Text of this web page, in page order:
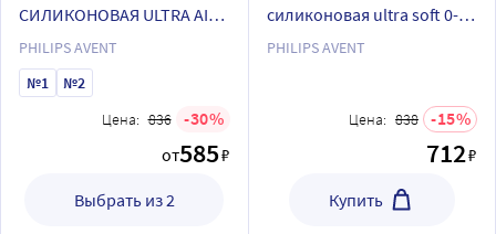
СИЛИКОНОВАЯ ULTRA AIR
6-18МЕС N2 /РИСУНОК
PHILIPS AVENT
№1
№2
Цена: 836
30
от585₽
Выбрать из 2
силиконовая ultra soft 0-6
мес 2 шт. scf091/09
PHILIPS AVENT
Цена: 838 15
712₽
Купить